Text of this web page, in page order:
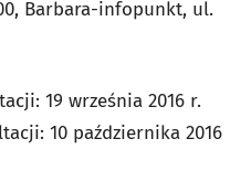
Barbara-infopunkt, ul.
19 września 2016 r.
10 października 2016